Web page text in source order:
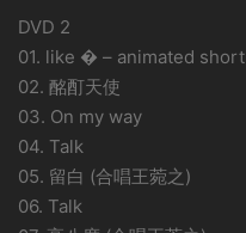
DVD 2
01. like � – animated short
02. 酩酊天使
03. On my way
04. Talk
05. 留白 (合唱王菀之)
06. Talk